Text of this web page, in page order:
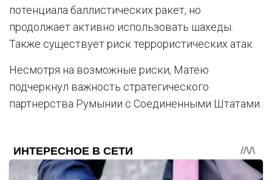
потенциала баллистических ракет, но
продолжает активно использовать шахеды.
Также существует риск террористических атак.
Несмотря на возможные риски, Матею
подчеркнул важность стратегического
партнерства Румынии с Соединенными Штатами.